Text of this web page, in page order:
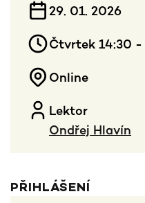
29. 01. 2026
Čtvrtek 14:30 -
Online
Lektor
Ondřej Hlavín
PŘIHLÁŠENÍ